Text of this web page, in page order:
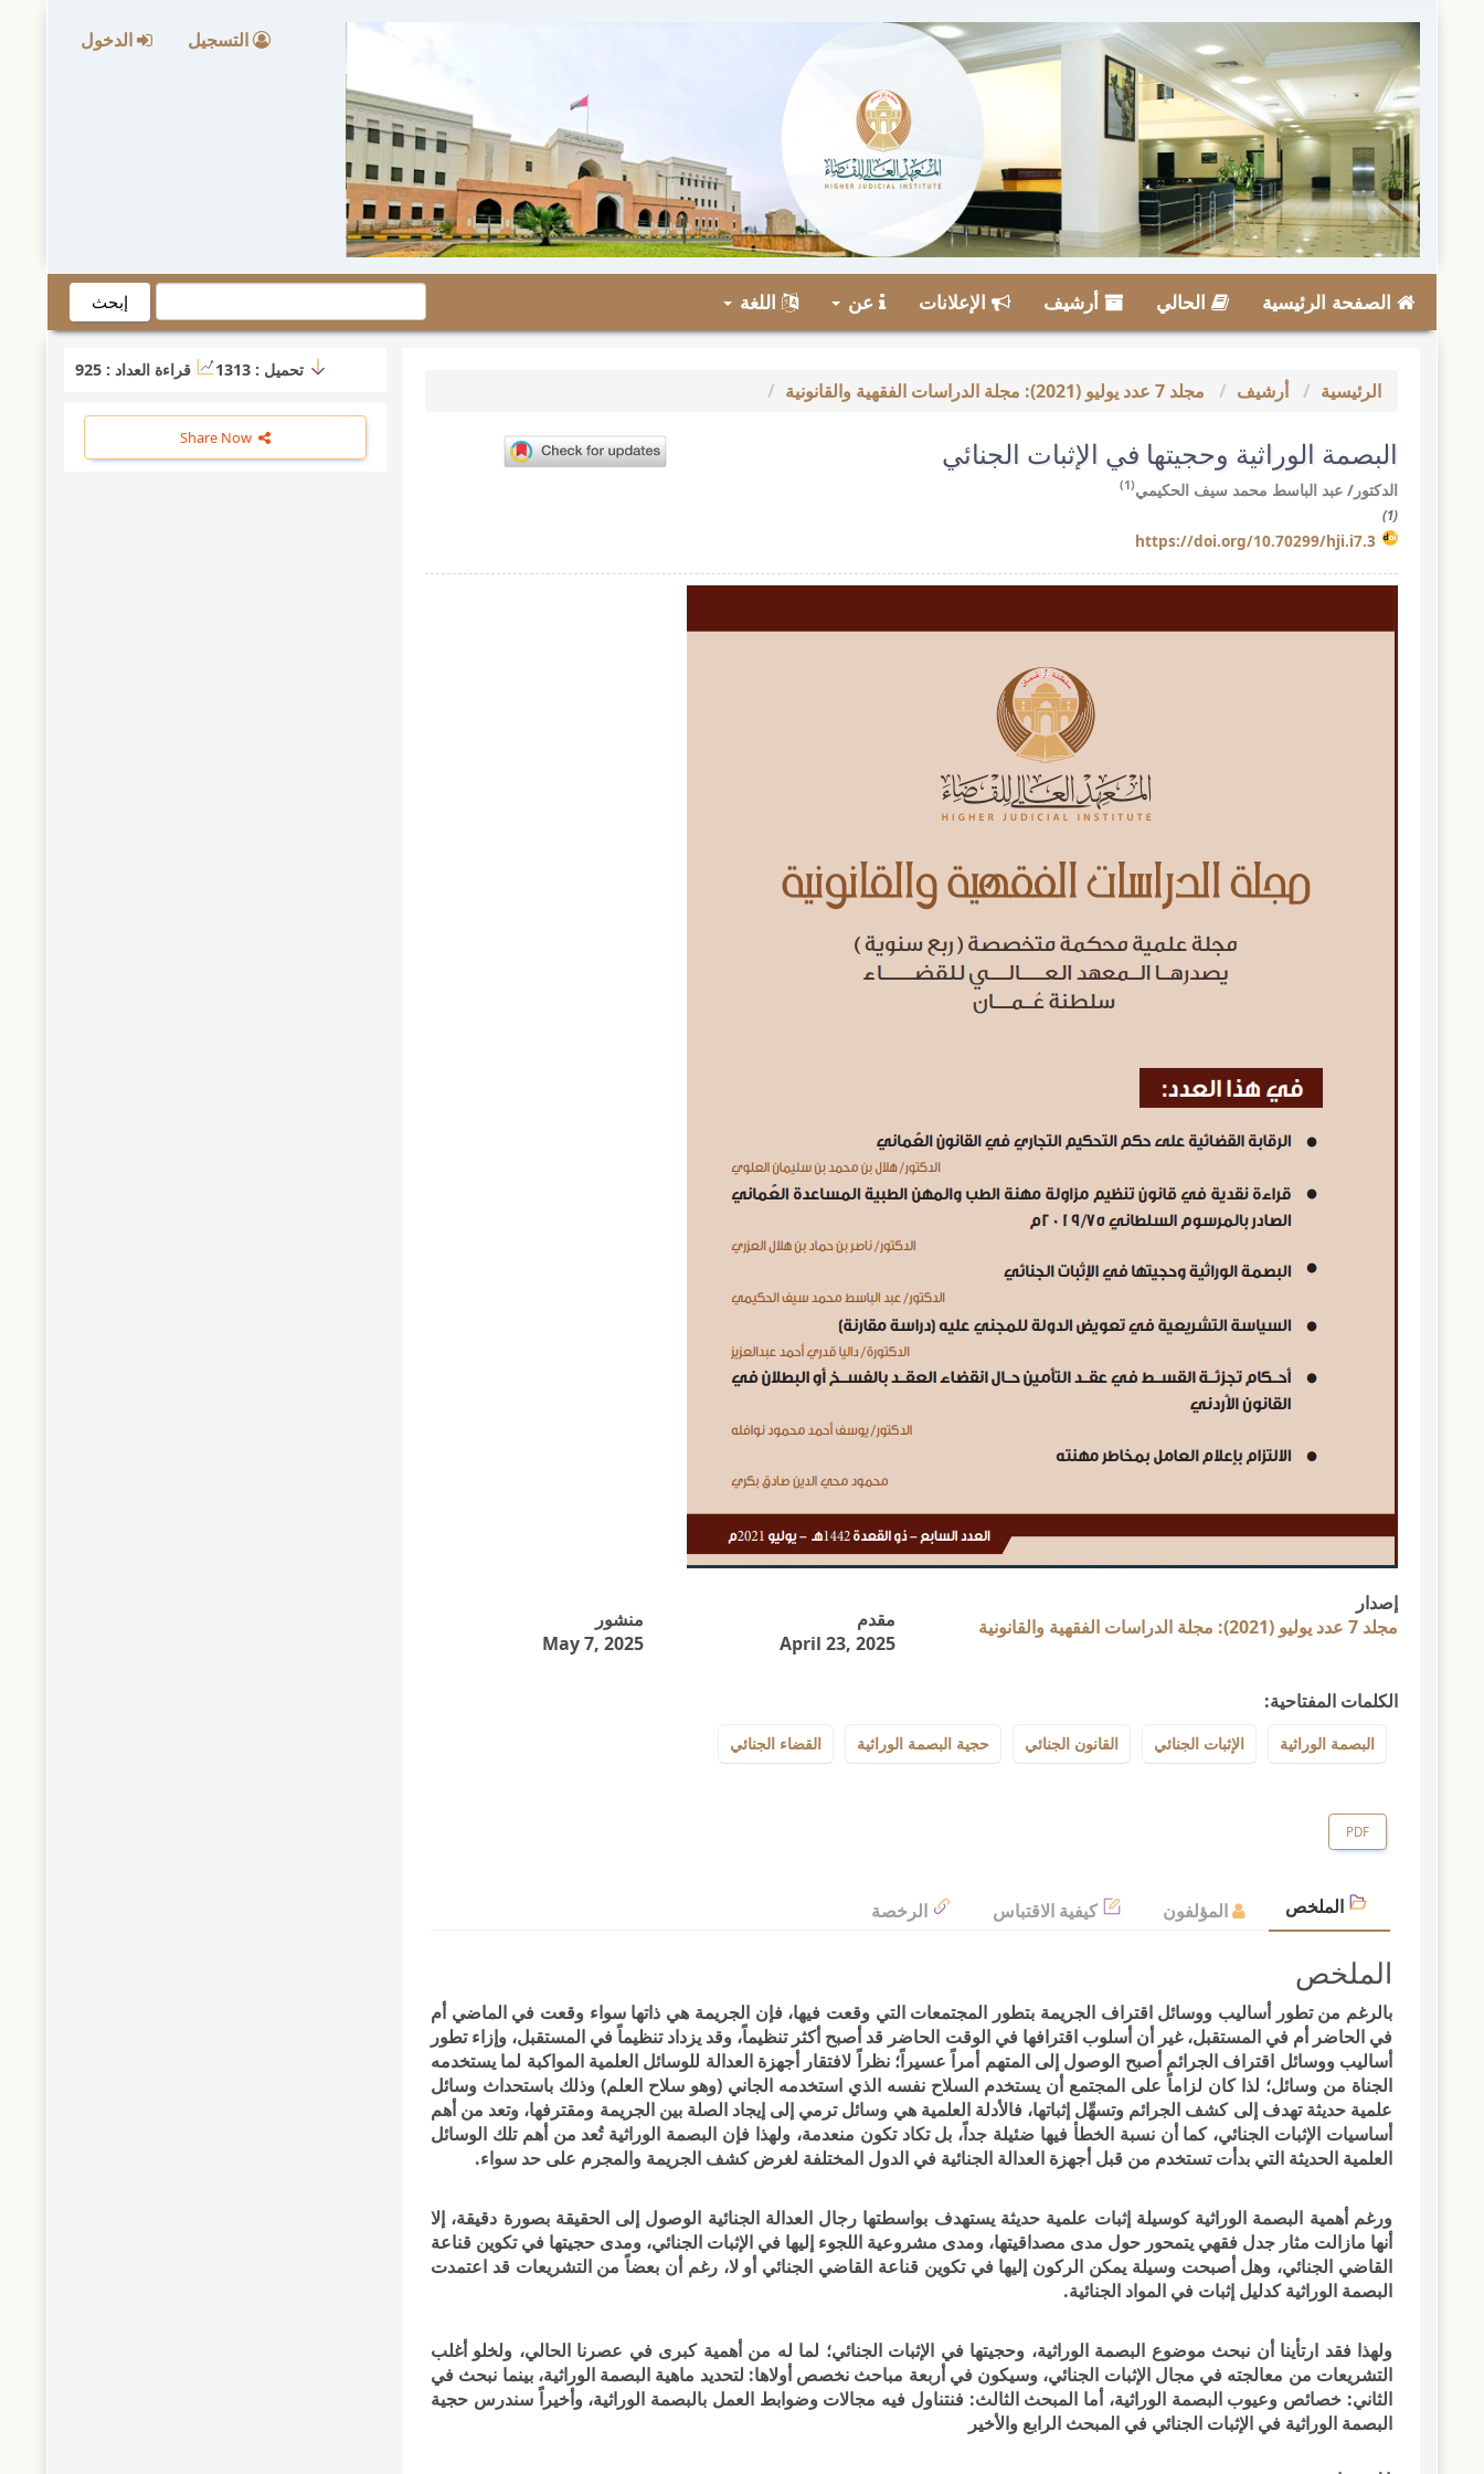
الجانبي
التسجيل الدخول
الصفحة الرئيسية الحالي أرشيف الإعلانات عن اللغة إبحث
الرئيسية أرشيف مجلد 7 عدد يوليو (2021): مجلة الدراسات الفقهية والقانونية
البصمة الوراثية وحجيتها في الإثبات الجنائي
الدكتور/ عبد الباسط محمد سيف الحكيمي(1)
(1)
https://doi.org/10.70299/hji.i7.3
مقالة
الشريط
إصدار
مجلد 7 عدد يوليو (2021): مجلة الدراسات الفقهية والقانونية
مقدم
April 23, 2025
منشور
May 7, 2025
الكلمات المفتاحية:
البصمة الوراثية الإثبات الجنائي القانون الجنائي حجية البصمة الوراثية القضاء الجنائي
PDF
الملخص المؤلفون كيفية الاقتباس الرخصة
الملخص
بالرغم من تطور أساليب ووسائل اقتراف الجريمة بتطور المجتمعات التي وقعت فيها، فإن الجريمة هي ذاتها سواء وقعت في الماضي أم
في الحاضر أم في المستقبل، غير أن أسلوب اقترافها في الوقت الحاضر قد أصبح أكثر تنظيماً، وقد يزداد تنظيماً في المستقبل، وإزاء تطور
أساليب ووسائل اقتراف الجرائم أصبح الوصول إلى المتهم أمراً عسيراً؛ نظراً لافتقار أجهزة العدالة للوسائل العلمية المواكبة لما يستخدمه
الجناة من وسائل؛ لذا كان لزاماً على المجتمع أن يستخدم السلاح نفسه الذي استخدمه الجاني (وهو سلاح العلم) وذلك باستحداث وسائل
علمية حديثة تهدف إلى كشف الجرائم وتسهِّل إثباتها، فالأدلة العلمية هي وسائل ترمي إلى إيجاد الصلة بين الجريمة ومقترفها، وتعد من أهم
أساسيات الإثبات الجنائي، كما أن نسبة الخطأ فيها ضئيلة جداً، بل تكاد تكون منعدمة، ولهذا فإن البصمة الوراثية تُعد من أهم تلك الوسائل
العلمية الحديثة التي بدأت تستخدم من قبل أجهزة العدالة الجنائية في الدول المختلفة لغرض كشف الجريمة والمجرم على حد سواء.
ورغم أهمية البصمة الوراثية كوسيلة إثبات علمية حديثة يستهدف بواسطتها رجال العدالة الجنائية الوصول إلى الحقيقة بصورة دقيقة، إلا
أنها مازالت مثار جدل فقهي يتمحور حول مدى مصداقيتها، ومدى مشروعية اللجوء إليها في الإثبات الجنائي، ومدى حجيتها في تكوين قناعة
القاضي الجنائي، وهل أصبحت وسيلة يمكن الركون إليها في تكوين قناعة القاضي الجنائي أو لا، رغم أن بعضاً من التشريعات قد اعتمدت
البصمة الوراثية كدليل إثبات في المواد الجنائية.
ولهذا فقد ارتأينا أن نبحث موضوع البصمة الوراثية، وحجيتها في الإثبات الجنائي؛ لما له من أهمية كبرى في عصرنا الحالي، ولخلو أغلب
التشريعات من معالجته في مجال الإثبات الجنائي، وسيكون في أربعة مباحث نخصص أولاها: لتحديد ماهية البصمة الوراثية، بينما نبحث في
الثاني: خصائص وعيوب البصمة الوراثية، أما المبحث الثالث: فنتناول فيه مجالات وضوابط العمل بالبصمة الوراثية، وأخيراً سندرس حجية
البصمة الوراثية في الإثبات الجنائي في المبحث الرابع والأخير
قراءة العداد : 925 تحميل : 1313